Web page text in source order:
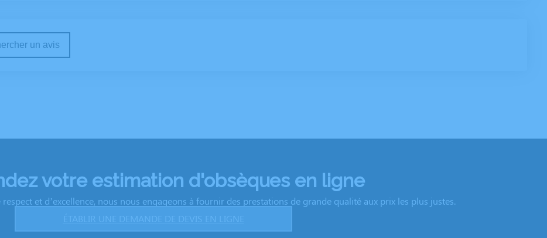
un avis
votre estimation d'obsèques en ligne
et d’excellence, nous nous engageons à fournir des prestations de grande qualité aux prix les plus justes.
ÉTABLIR UNE DEMANDE DE DEVIS EN LIGNE